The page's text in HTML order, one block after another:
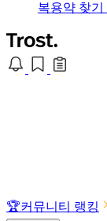
복용약 찾기
🏆커뮤니티 랭킹